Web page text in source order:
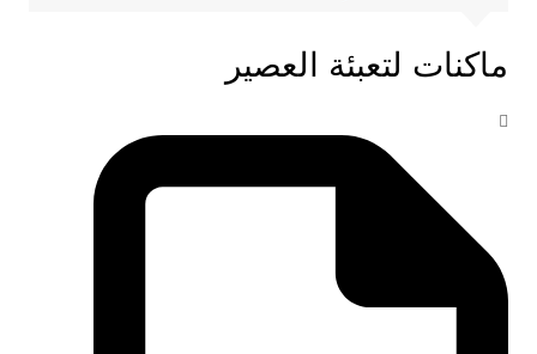
ماكنات لتعبئة العصير